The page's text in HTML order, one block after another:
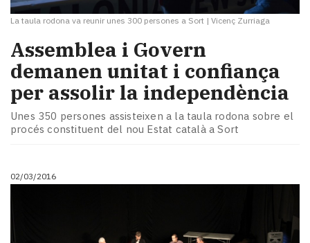
La taula rodona va reunir unes 300 persones a Sort | Vicenç Zurriaga
Assemblea i Govern
demanen unitat i confiança
per assolir la independència
Unes 350 persones assisteixen a la taula rodona sobre el
procés constituent del nou Estat català a Sort
02/03/2016